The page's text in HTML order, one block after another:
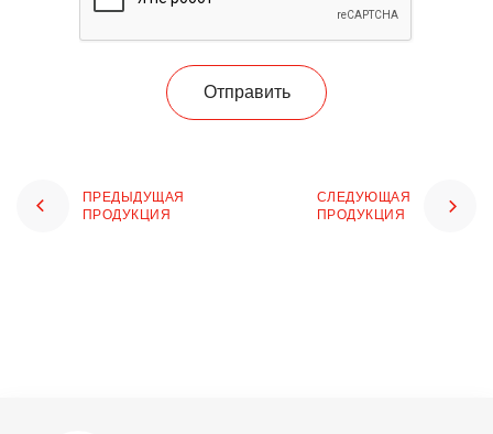
Отправить
ПРЕДЫДУЩАЯ
ПРОДУКЦИЯ
СЛЕДУЮЩАЯ
ПРОДУКЦИЯ